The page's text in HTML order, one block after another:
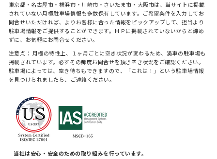
東京都・名古屋市・横浜市・川崎市・さいたま市・大阪市は、当サイトに掲載
されていない月極駐車場情報も多数保有しています。ご希望条件を入力してお
問合せいただければ、よりお客様に合った情報をピックアップして、担当より
駐車場情報をご提供することができます。ＨＰに掲載されていないからと諦め
ずに、お気軽にお問合せください。
注意点： 月極の特性上、１ヶ月ごとに空き状況が変わるため、満車の駐車場も
掲載されています。必ずその都度お問合せを頂き空き状況をご確認ください。
駐車場によっては、空き待ちもできますので、「これは！」という駐車場情報
を見つけられましたら、ご連絡ください。
当社は安心・安全のための取り組みを行っています。